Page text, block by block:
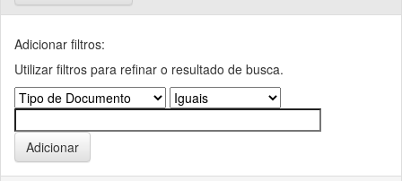
Adicionar filtros:
Utilizar filtros para refinar o resultado de busca.